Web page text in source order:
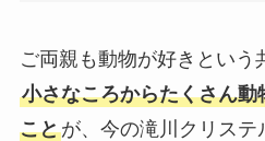
ご両親も動物が好きという
小さなころからたくさん
ことが、今の滝川クリステ